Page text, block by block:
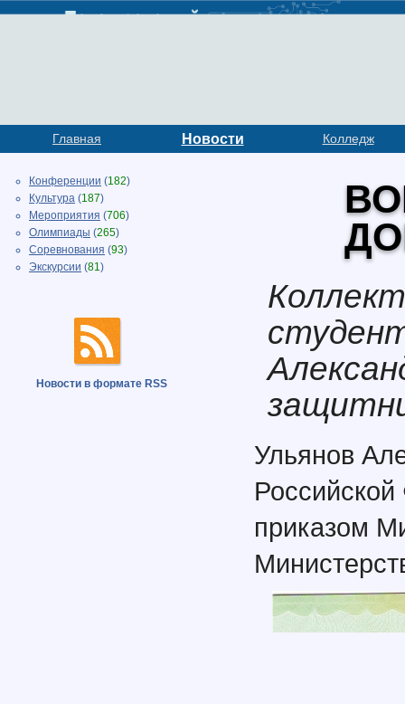
Главная Новости Колледж
Конференции (182)
Культура (187)
Мероприятия (706)
Олимпиады (265)
Соревнования (93)
Экскурсии (81)
Новости в формате RSS
Ульянов
приказом